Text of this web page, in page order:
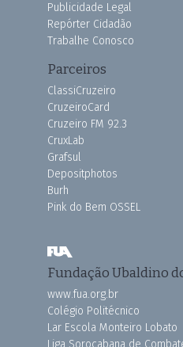
Publicidade Legal
Repórter Cidadão
Trabalhe Conosco
Parceiros
ClassiCruzeiro
CruzeiroCard
Cruzeiro FM 92.3
CruxLab
Grafsul
Depositphotos
Burh
Pink do Bem OSSEL
Fundação Ubaldino
www.fua.org.br
Colégio Politécnico
Lar Escola Monteiro Lobato
Liga Sorocabana de